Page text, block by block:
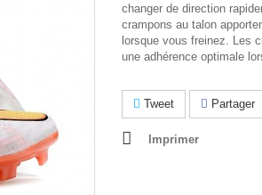
changer de direction
crampons au talon
lorsque vous freinez. Les
une adhérence optimale
Tweet Partager
Imprimer